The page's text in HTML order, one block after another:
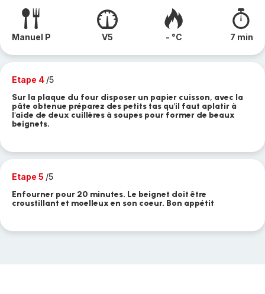
Manuel P V5 - °C 7 min
Etape 4 /5
Sur la plaque du four disposer un papier cuisson, avec la
pâte obtenue préparez des petits tas qu'il faut aplatir à
l'aide de deux cuillères à soupes pour former de beaux
beignets.
Etape 5 /5
Enfourner pour 20 minutes. Le beignet doit être
croustillant et moelleux en son coeur. Bon appétit